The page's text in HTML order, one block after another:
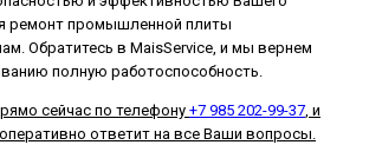
ремонт промышленной плиты
Обратитесь в MaisService, и мы вернем
полную работоспособность.
сейчас по телефону +7 985 202-99-37 , и
ответит на все Ваши вопросы.